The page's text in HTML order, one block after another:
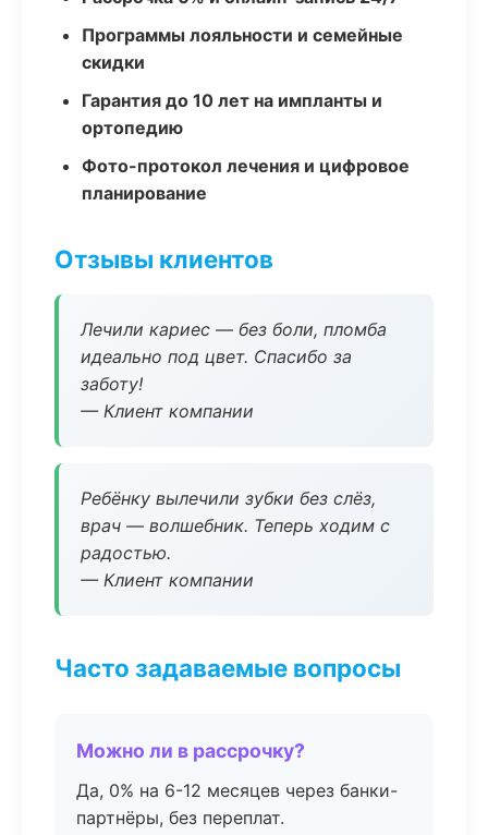
Программы лояльности и семейные
скидки
Гарантия до 10 лет на импланты и
ортопедию
Фото-протокол лечения и цифровое
планирование
Отзывы клиентов
Лечили кариес — без боли, пломба
идеально под цвет. Спасибо за
заботу!
— Клиент компании
Ребёнку вылечили зубки без слёз,
врач — волшебник. Теперь ходим с
радостью.
— Клиент компании
Часто задаваемые вопросы
Можно ли в рассрочку?
Да, 0% на 6-12 месяцев через банки-
партнёры, без переплат.